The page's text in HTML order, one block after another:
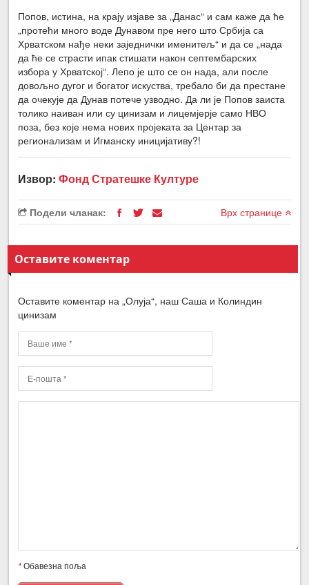
Попов, истина, на крају изјаве за „Данас“ и сам каже да ће
„протећи много воде Дунавом пре него што Србија са
Хрватском нађе неки заједнички именитељ“ и да се „нада
да ће се страсти ипак стишати након септембарских
избора у Хрватској“. Лепо је што се он нада, али после
довољно дугог и богатог искуства, требало би да престане
да очекује да Дунав потече узводно. Да ли је Попов заиста
толико наиван или су цинизам и лицемјерје само НВО
поза, без које нема нових пројеката за Центар за
регионализам и Игманску иницијативу?!
Извор:Фонд Стратешке Културе
Подели чланак: Врх странице
Оставите коментар
Оставите коментар на „Олуја“, наш Саша и Колиндин
цинизам
*Обавезна поља